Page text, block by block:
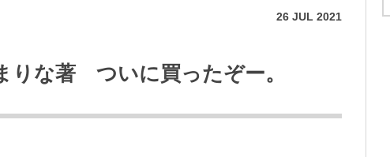
26 JUL 2021
な著 ついに買ったぞー。